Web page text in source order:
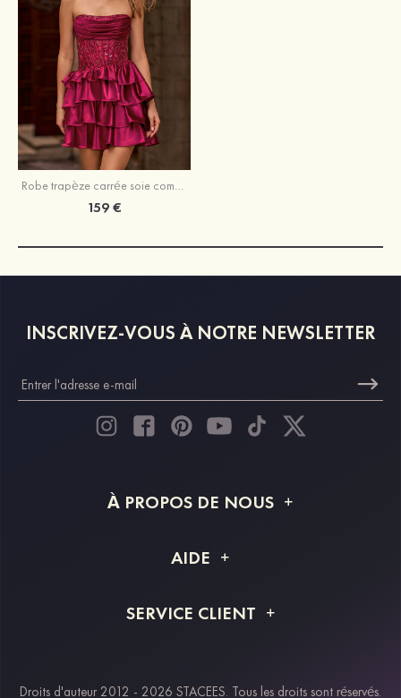
Robe trapèze carrée soie comme du satin courte/mini robe de fête de la rentrée avec appliqué volants
159 €
INSCRIVEZ-VOUS À NOTRE NEWSLETTER
À PROPOS DE NOUS
Livraison
AIDE
Retour et remboursement
SERVICE CLIENT
Droits d'auteur 2012 - 2026 STACEES. Tous les droits sont réservés.